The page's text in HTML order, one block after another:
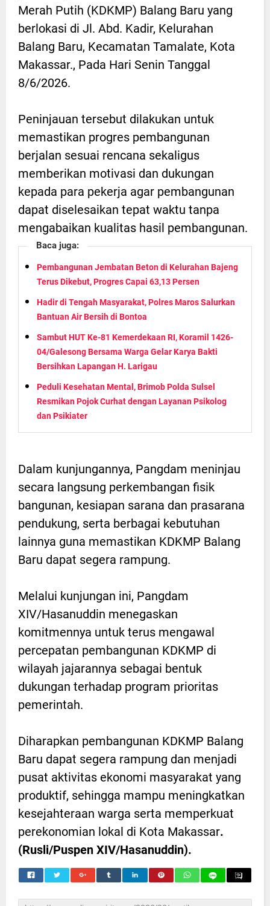
Merah Putih (KDKMP) Balang Baru yang
berlokasi di Jl. Abd. Kadir, Kelurahan
Balang Baru, Kecamatan Tamalate, Kota
Makassar., Pada Hari Senin Tanggal
8/6/2026.
Peninjauan tersebut dilakukan untuk
memastikan progres pembangunan
berjalan sesuai rencana sekaligus
memberikan motivasi dan dukungan
kepada para pekerja agar pembangunan
dapat diselesaikan tepat waktu tanpa
mengabaikan kualitas hasil pembangunan.
Baca juga:
Pembangunan Jembatan Beton di Kelurahan Bajeng
Terus Dikebut, Progres Capai 63,13 Persen
Hadir di Tengah Masyarakat, Polres Maros Salurkan
Bantuan Air Bersih di Bontoa
Sambut HUT Ke-81 Kemerdekaan RI, Koramil 1426-
04/Galesong Bersama Warga Gelar Karya Bakti
Bersihkan Lapangan H. Larigau
Peduli Kesehatan Mental, Brimob Polda Sulsel
Resmikan Pojok Curhat dengan Layanan Psikolog
dan Psikiater
Dalam kunjungannya, Pangdam meninjau
secara langsung perkembangan fisik
bangunan, kesiapan sarana dan prasarana
pendukung, serta berbagai kebutuhan
lainnya guna memastikan KDKMP Balang
Baru dapat segera rampung.
Melalui kunjungan ini, Pangdam
XIV/Hasanuddin menegaskan
komitmennya untuk terus mengawal
percepatan pembangunan KDKMP di
wilayah jajarannya sebagai bentuk
dukungan terhadap program prioritas
pemerintah.
Diharapkan pembangunan KDKMP Balang
Baru dapat segera rampung dan menjadi
pusat aktivitas ekonomi masyarakat yang
produktif, sehingga mampu meningkatkan
kesejahteraan warga serta memperkuat
perekonomian lokal di Kota Makassar.
(Rusli/Puspen XIV/Hasanuddin).